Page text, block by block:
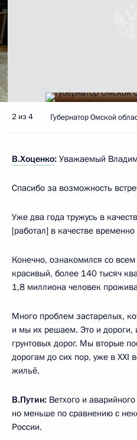
2 из 4 Губернатор Омской
В.Хоценко: Уважаемый
Спасибо за возможность
Уже два года тружусь в
[работал] в качестве
Конечно, ознакомился со
красивый, более 140 тысяч
1,8 миллиона человек
Много проблем застарелых,
и мы их решаем. Это и дороги,
грунтовых дорог. Мы вторые
дорогам до сих пор, уже в XXI
жильё.
В.Путин: Ветхого и
но меньше по сравнению с
России.